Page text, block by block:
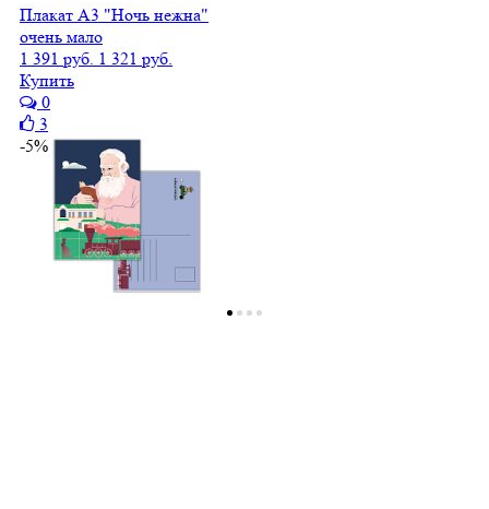
Плакат А3 "Ночь нежна"
очень мало
1 391 руб. 1 321 руб.
Купить
0
3
-5%